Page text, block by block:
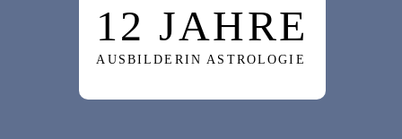
12 JAHRE
AUSBILDERIN ASTROLOGIE